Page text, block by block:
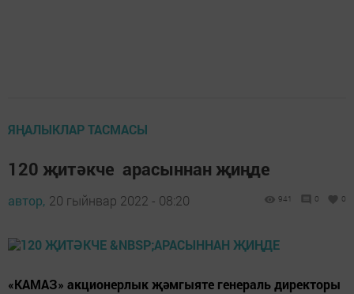
ЯҢАЛЫКЛАР ТАСМАСЫ
120 җитәкче арасыннан җиңде
автор, 20 гыйнвар 2022 - 08:20 941 0 0
«КАМАЗ» акционерлык җәмгыяте генераль директоры